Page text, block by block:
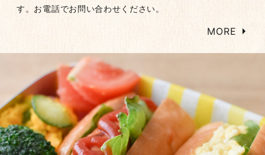
す。お電話でお問い合わせください。
MORE